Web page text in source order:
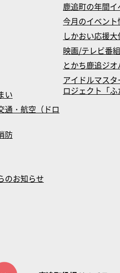
い
通・航空（ドロ
防
のお知らせ
鹿追町の年間
今月のイベント
しかおい応援大
映画/テレビ番
とかち鹿追ジオ
アイドルマス
ロジェクト「ふ